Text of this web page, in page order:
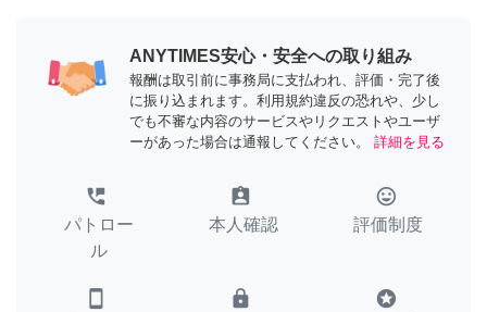
ANYTIMES安心・安全への取り組み
報酬は取引前に事務局に支払われ、評価・完了後
に振り込まれます。利用規約違反の恐れや、少し
でも不審な内容のサービスやリクエストやユーザ
ーがあった場合は通報してください。
詳細を見る
perm_phone_msg
パトロー
ル
assignment_ind
本人確認
tag_faces
評価制度
smartphone lock stars